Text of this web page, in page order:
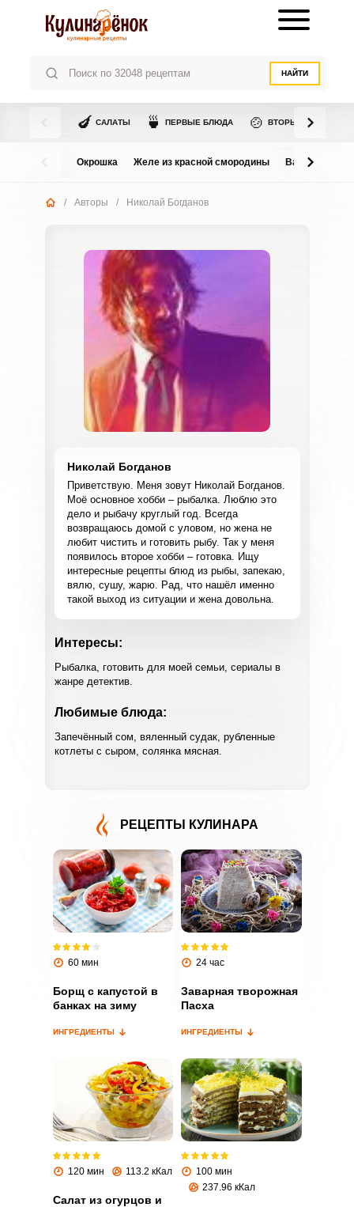
НАЙТИ
🍆 САЛАТЫ 🍵 ПЕРВЫЕ БЛЮДА 🍲 ВТОРЫЕ БЛЮДА
Окрошка Желе из красной смородины Варенье из
/ Авторы / Николай Богданов
Николай Богданов
Приветствую. Меня зовут Николай Богданов.
Моё основное хобби – рыбалка. Люблю это
дело и рыбачу круглый год. Всегда
возвращаюсь домой с уловом, но жена не
любит чистить и готовить рыбу. Так у меня
появилось второе хобби – готовка. Ищу
интересные рецепты блюд из рыбы, запекаю,
вялю, сушу, жарю. Рад, что нашёл именно
такой выход из ситуации и жена довольна.
Интересы:
Рыбалка, готовить для моей семьи, сериалы в
жанре детектив.
Любимые блюда:
Запечённый сом, вяленный судак, рубленные
котлеты с сыром, солянка мясная.
РЕЦЕПТЫ КУЛИНАРА
60 мин
Борщ с капустой в
банках на зиму
ИНГРЕДИЕНТЫ
24 час
Заварная творожная
Пасха
ИНГРЕДИЕНТЫ
120 мин 113.2 кКал
Салат из огурцов и
100 мин
237.96 кКал
ВХОД НА САЙТ РЕГИСТРАЦИЯ
Войдите
с помощью социальных сетей:
или
Запомнить меня
ВХОД
ЕЩЕ НЕ ЗАРЕГИСТРИРОВАННЫ?